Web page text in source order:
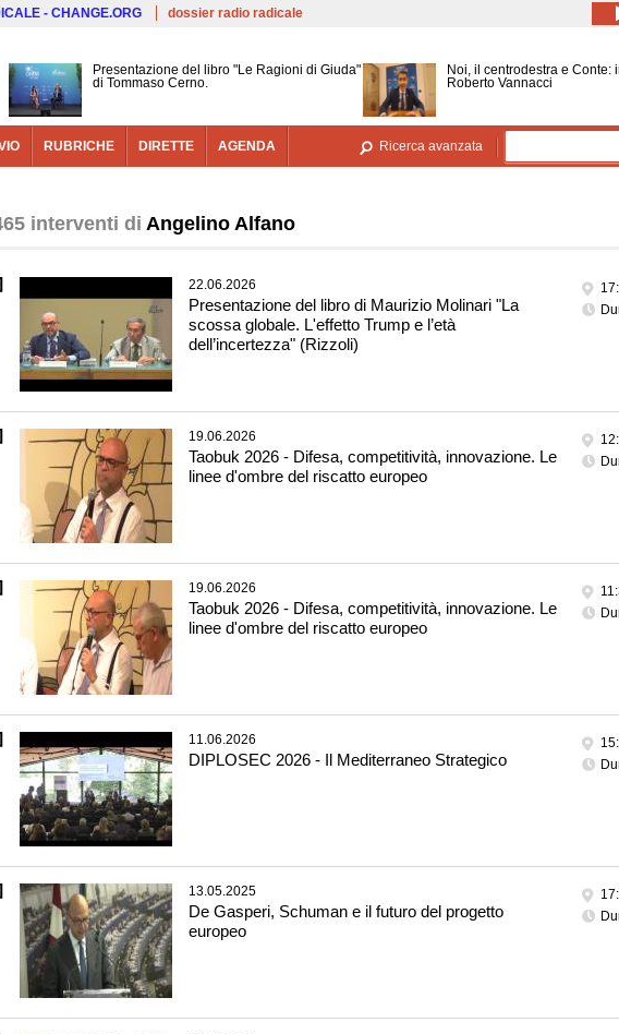
Salta al contenuto principale
- CHANGE.ORG dossier radio radicale
Presentazione del libro "Le Ragioni di Giuda"
di Tommaso Cerno.
Noi, il centrodestra e Conte:
Roberto Vannacci
RUBRICHE DIRETTE AGENDA Ricerca avanzata
interventi di Angelino Alfano
22.06.2026
Presentazione del libro di Maurizio Molinari "La
scossa globale. L'effetto Trump e l’età
dell’incertezza" (Rizzoli)
19.06.2026
Taobuk 2026 - Difesa, competitività, innovazione. Le
linee d'ombre del riscatto europeo
19.06.2026
Taobuk 2026 - Difesa, competitività, innovazione. Le
linee d'ombre del riscatto europeo
11.06.2026
DIPLOSEC 2026 - Il Mediterraneo Strategico
13.05.2025
De Gasperi, Schuman e il futuro del progetto
europeo